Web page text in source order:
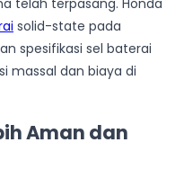
telah terpasang. Honda
solid-state pada
spesifikasi sel baterai
massal dan biaya di
Aman dan